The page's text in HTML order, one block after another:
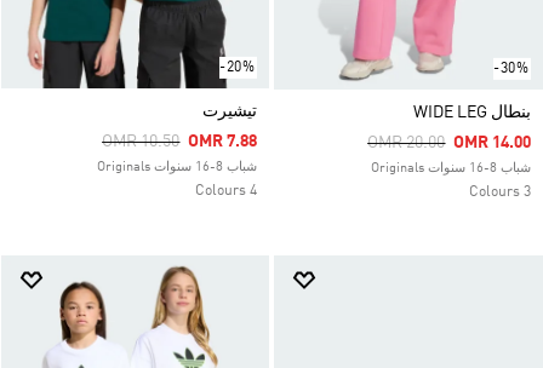
-30%
بنطال WIDE LEG
Price Reduced From
OMR 20.00ToOMR 14.00
شباب 8-16 سنوات Originals
3 Colours
-20%
تيشيرت
Price Reduced From
OMR 10.50ToOMR 7.88
شباب 8-16 سنوات Originals
4 Colours